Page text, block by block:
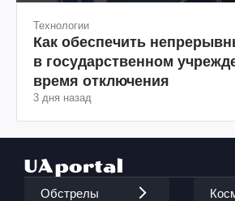
Технологии
Как обеспечить
в государственном
время отключения
3 дня назад
Обстрелы